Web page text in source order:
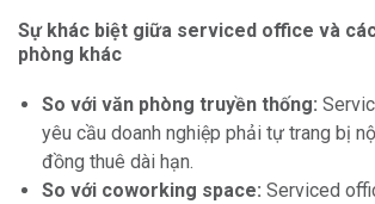
Sự khác biệt giữa serviced office và
phòng khác
So với văn phòng truyền thống:
yêu cầu doanh nghiệp phải tự trang bị
đồng thuê dài hạn.
So với coworking space: Serviced